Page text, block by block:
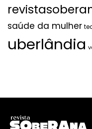
saúde da mulher
uberlândia